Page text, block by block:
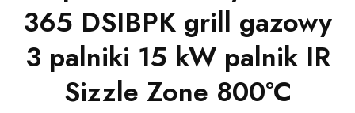
365 DSIBPK grill gazowy
3 palniki 15 kW palnik IR
Sizzle Zone 800°C